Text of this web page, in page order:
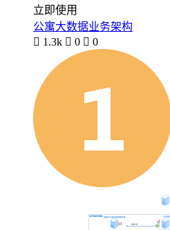
立即使用
公寓大数据业务架构
 1.3k  0  0